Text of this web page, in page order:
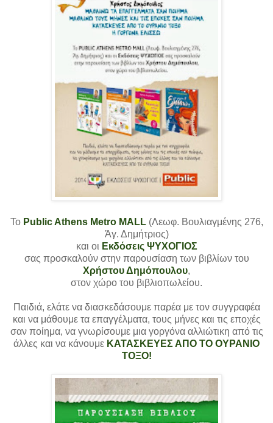
ΤοPublic Athens Metro MALL(Λεωφ. Βουλιαγμένης 276,
Άγ. Δημήτριος)
και οι Εκδόσεις ΨΥΧΟΓΙΟΣ
σας προσκαλούν στην παρουσίαση των βιβλίων του
Χρήστου Δημόπουλου,
στον χώρο του βιβλιοπωλείου.
Παιδιά, ελάτε να διασκεδάσουμε παρέα με τον συγγραφέα
και να μάθουμε τα επαγγέλματα, τους μήνες και τις εποχές
σαν ποίημα, να γνωρίσουμε μια γοργόνα αλλιώτικη από τις
άλλες και να κάνουμε ΚΑΤΑΣΚΕΥΕΣ ΑΠΟ ΤΟ ΟΥΡΑΝΙΟ
ΤΟΞΟ!